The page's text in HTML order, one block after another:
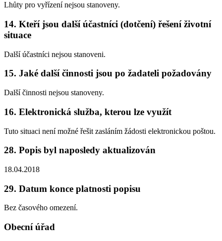
Lhůty pro vyřízení nejsou stanoveny.
14. Kteří jsou další účastníci (dotčení) řešení životní
situace
Další účastníci nejsou stanoveni.
15. Jaké další činnosti jsou po žadateli požadovány
Další činnosti nejsou stanoveny.
16. Elektronická služba, kterou lze využít
Tuto situaci není možné řešit zasláním žádosti elektronickou poštou.
28. Popis byl naposledy aktualizován
18.04.2018
29. Datum konce platnosti popisu
Bez časového omezení.
Obecní úřad